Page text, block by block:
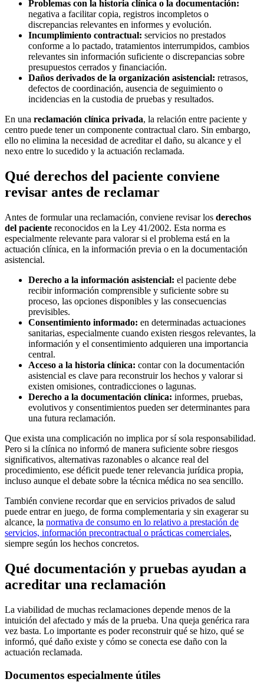
Problemas con la historia clínica o la documentación:
negativa a facilitar copia, registros incompletos o
discrepancias relevantes en informes y evolución.
Incumplimiento contractual: servicios no prestados
conforme a lo pactado, tratamientos interrumpidos, cambios
relevantes sin información suficiente o discrepancias sobre
presupuestos cerrados y financiación.
Daños derivados de la organización asistencial: retrasos,
defectos de coordinación, ausencia de seguimiento o
incidencias en la custodia de pruebas y resultados.
En una reclamación clínica privada, la relación entre paciente y
centro puede tener un componente contractual claro. Sin embargo,
ello no elimina la necesidad de acreditar el daño, su alcance y el
nexo entre lo sucedido y la actuación reclamada.
Qué derechos del paciente conviene
revisar antes de reclamar
Antes de formular una reclamación, conviene revisar los derechos
del paciente reconocidos en la Ley 41/2002. Esta norma es
especialmente relevante para valorar si el problema está en la
actuación clínica, en la información previa o en la documentación
asistencial.
Derecho a la información asistencial: el paciente debe
recibir información comprensible y suficiente sobre su
proceso, las opciones disponibles y las consecuencias
previsibles.
Consentimiento informado: en determinadas actuaciones
sanitarias, especialmente cuando existen riesgos relevantes, la
información y el consentimiento adquieren una importancia
central.
Acceso a la historia clínica: contar con la documentación
asistencial es clave para reconstruir los hechos y valorar si
existen omisiones, contradicciones o lagunas.
Derecho a la documentación clínica: informes, pruebas,
evolutivos y consentimientos pueden ser determinantes para
una futura reclamación.
Que exista una complicación no implica por sí sola responsabilidad.
Pero si la clínica no informó de manera suficiente sobre riesgos
significativos, alternativas razonables o alcance real del
procedimiento, ese déficit puede tener relevancia jurídica propia,
incluso aunque el debate sobre la técnica médica no sea sencillo.
También conviene recordar que en servicios privados de salud
puede entrar en juego, de forma complementaria y sin exagerar su
alcance, la normativa de consumo en lo relativo a prestación de
servicios, información precontractual o prácticas comerciales,
siempre según los hechos concretos.
Qué documentación y pruebas ayudan a
acreditar una reclamación
La viabilidad de muchas reclamaciones depende menos de la
intuición del afectado y más de la prueba. Una queja genérica rara
vez basta. Lo importante es poder reconstruir qué se hizo, qué se
informó, qué daño existe y cómo se conecta ese daño con la
actuación reclamada.
Documentos especialmente útiles